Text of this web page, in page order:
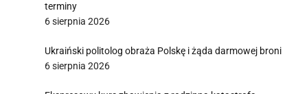
terminy
6 sierpnia 2026
Ukraiński politolog obraża Polskę i żąda darmowej broni
6 sierpnia 2026